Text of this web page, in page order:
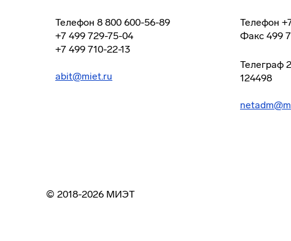
Телефон 8 800 600-56-89
+7 499 729-75-04
+7 499 710-22-13
abit@miet.ru
Телефон
Факс 499
Телеграф
124498
© 2018-2026 МИЭТ